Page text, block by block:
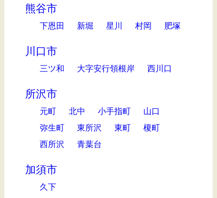
熊谷市
下恩田 新堀 星川 村岡 肥塚
川口市
三ツ和 大字安行領根岸 西川口
所沢市
元町 北中 小手指町
山口
弥生町
東所沢 東町
榎町
西所沢
青葉台
加須市
久下